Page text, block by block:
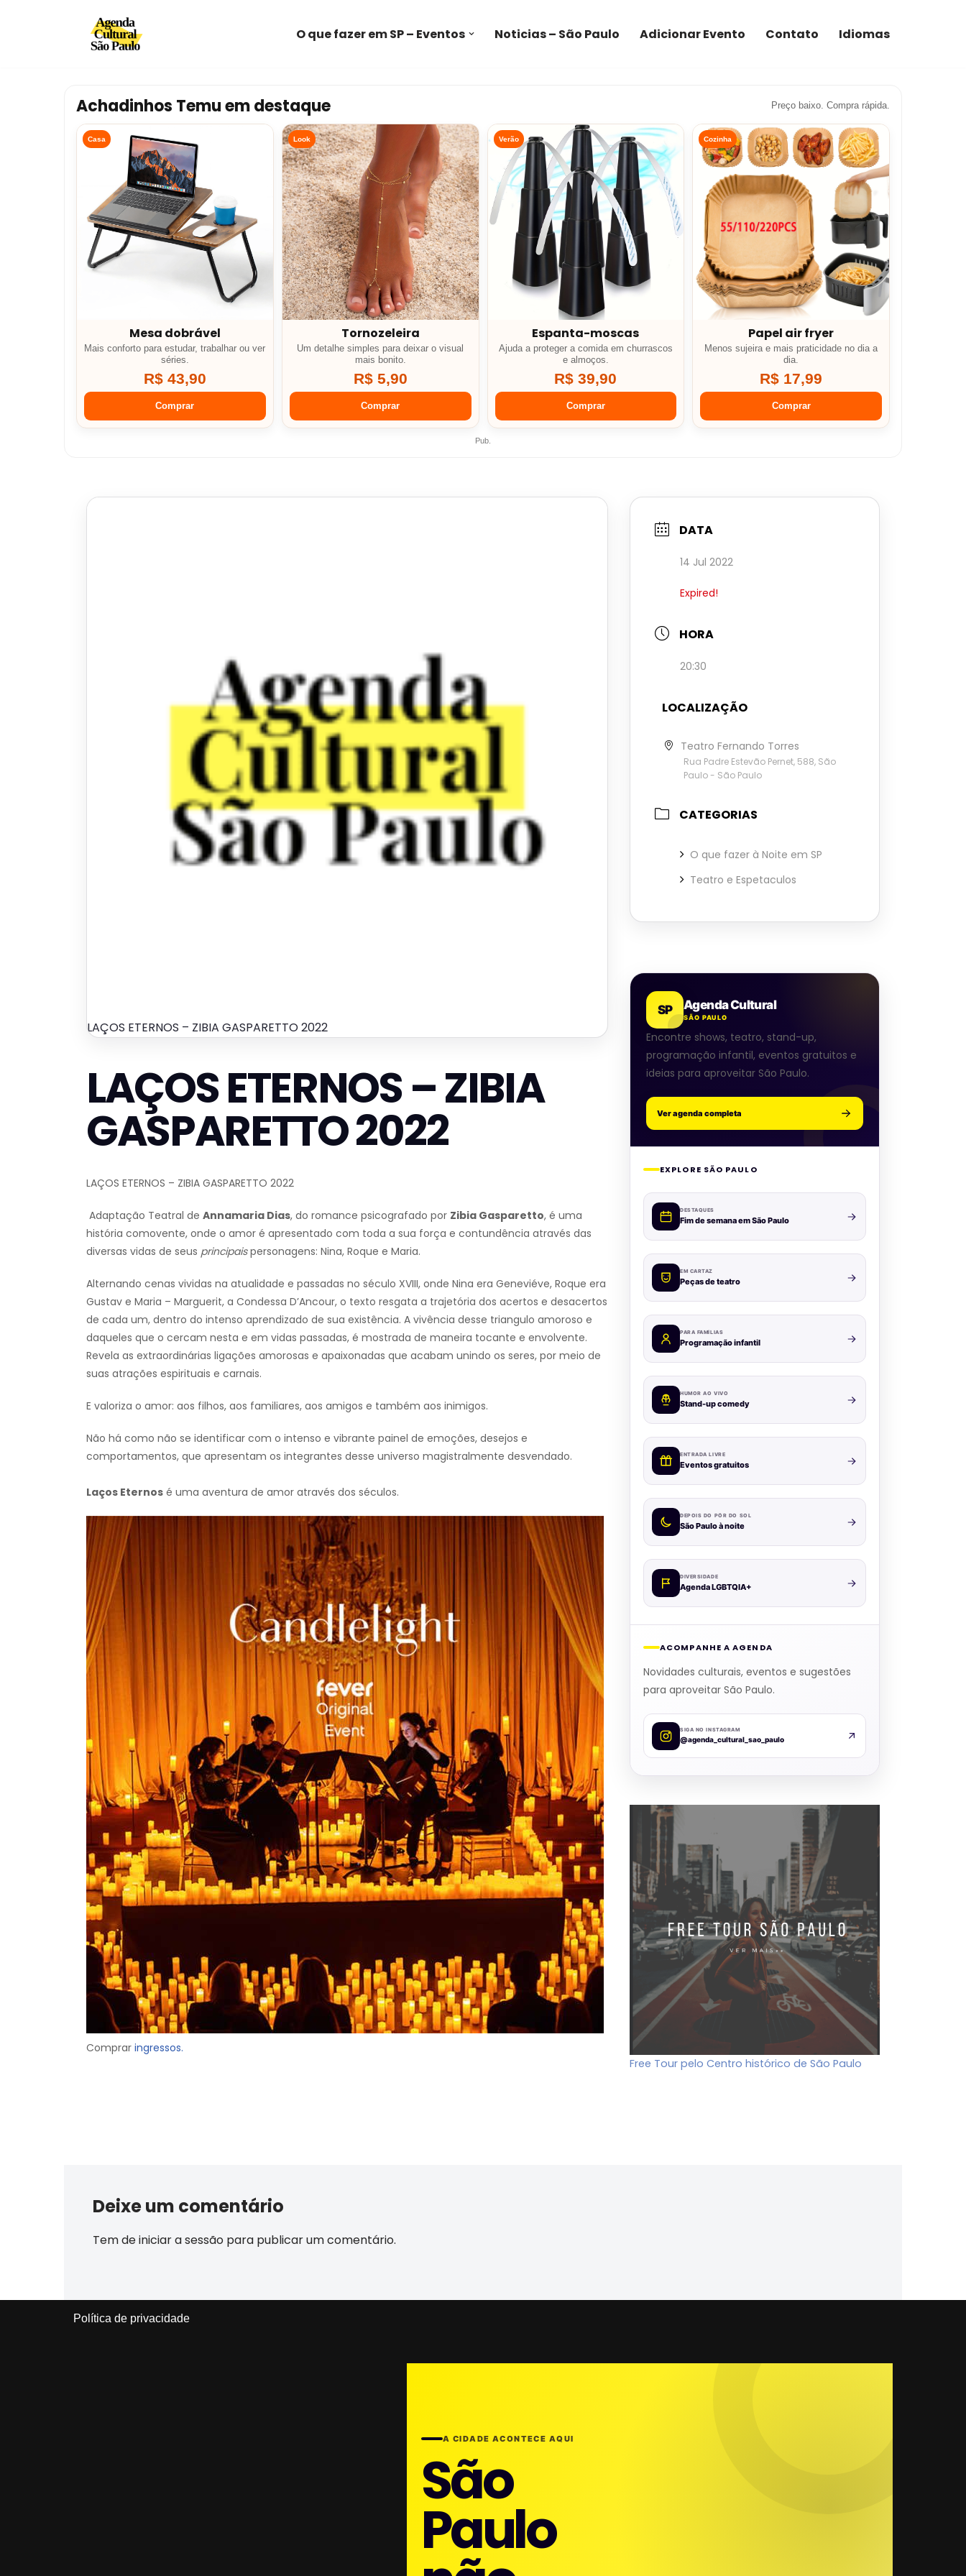
O que fazer em SP – Eventos Noticias – São Paulo Adicionar Evento Contato Idiomas
Achadinhos Temu em destaque Preço baixo. Compra rápida.
Casa
Mesa dobrável
Mais conforto para estudar, trabalhar ou ver
séries.
R$ 43,90
Comprar
Look
Tornozeleira
Um detalhe simples para deixar o visual
mais bonito.
R$ 5,90
Comprar
Verão
Espanta-moscas
Ajuda a proteger a comida em churrascos
e almoços.
R$ 39,90
Comprar
Cozinha
Papel air fryer
Menos sujeira e mais praticidade no dia a
dia.
R$ 17,99
Comprar
Pub.
LAÇOS ETERNOS – ZIBIA GASPARETTO 2022
LAÇOS ETERNOS – ZIBIA
GASPARETTO 2022
LAÇOS ETERNOS – ZIBIA GASPARETTO 2022
Adaptação Teatral de Annamaria Dias, do romance psicografado por Zibia Gasparetto, é uma
história comovente, onde o amor é apresentado com toda a sua força e contundência através das
diversas vidas de seus principaispersonagens: Nina, Roque e Maria.
Alternando cenas vividas na atualidade e passadas no século XVIII, onde Nina era Geneviéve, Roque era
Gustav e Maria – Marguerit, a Condessa D’Ancour, o texto resgata a trajetória dos acertos e desacertos
de cada um, dentro do intenso aprendizado de sua existência. A vivência desse triangulo amoroso e
daqueles que o cercam nesta e em vidas passadas, é mostrada de maneira tocante e envolvente.
Revela as extraordinárias ligações amorosas e apaixonadas que acabam unindo os seres, por meio de
suas atrações espirituais e carnais.
E valoriza o amor: aos filhos, aos familiares, aos amigos e também aos inimigos.
Não há como não se identificar com o intenso e vibrante painel de emoções, desejos e
comportamentos, que apresentam os integrantes desse universo magistralmente desvendado.
Laços Eternos é uma aventura de amor através dos séculos.
Comprar ingressos.
DATA
14 Jul 2022
Expired!
HORA
20:30
LOCALIZAÇÃO
Teatro Fernando Torres
Rua Padre Estevão Pernet, 588, São
Paulo - São Paulo
CATEGORIAS
O que fazer à Noite em SP
Teatro e Espetaculos
SP Agenda Cultural
SÃO PAULO
Encontre shows, teatro, stand-up,
programação infantil, eventos gratuitos e
ideias para aproveitar São Paulo.
Ver agenda completa
EXPLORE SÃO PAULO
DESTAQUES
Fim de semana em São Paulo
EM CARTAZ
Peças de teatro
PARA FAMÍLIAS
Programação infantil
HUMOR AO VIVO
Stand-up comedy
ENTRADA LIVRE
Eventos gratuitos
DEPOIS DO PÔR DO SOL
São Paulo à noite
DIVERSIDADE
Agenda LGBTQIA+
ACOMPANHE A AGENDA
Novidades culturais, eventos e sugestões
para aproveitar São Paulo.
SIGA NO INSTAGRAM
@agenda_cultural_sao_paulo
Free Tour pelo Centro histórico de São Paulo
Deixe um comentário
Tem deiniciar a sessão para publicar um comentário.
Política de privacidade
A CIDADE ACONTECE AQUI
São
Paulo